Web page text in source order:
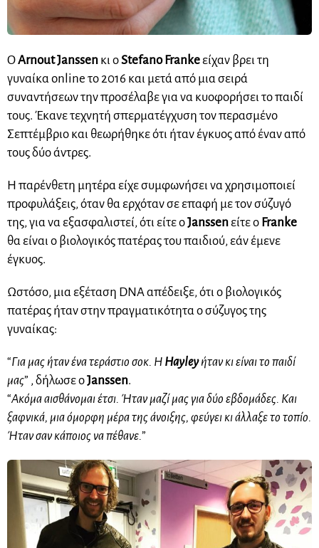
ΟArnout Janssen κι οStefano Frankeείχαν βρει τη
γυναίκα online το 2016 και μετά από μια σειρά
συναντήσεων την προσέλαβε για να κυοφορήσει το παιδί
τους. Έκανε τεχνητή σπερματέγχυση τον περασμένο
Σεπτέμβριο και θεωρήθηκε ότι ήταν έγκυος από έναν από
τους δύο άντρες.
Η παρένθετη μητέρα είχε συμφωνήσει να χρησιμοποιεί
προφυλάξεις, όταν θα ερχόταν σε επαφή με τον σύζυγό
της, για να εξασφαλιστεί, ότι είτε οJanssenείτε ο Franke
θα είναι ο βιολογικός πατέρας του παιδιού, εάν έμενε
έγκυος.
Ωστόσο, μια εξέταση DNA απέδειξε, ότι ο βιολογικός
πατέρας ήταν στην πραγματικότητα ο σύζυγος της
γυναίκας:
“Για μας ήταν ένα τεράστιο σοκ. Η Hayleyήταν κι είναι το παιδί
μας” , δήλωσε οJanssen.
“Ακόμα αισθάνομαι έτσι. Ήταν μαζί μας για δύο εβδομάδες. Και
ξαφνικά, μια όμορφη μέρα της άνοιξης, φεύγει κι άλλαξε το τοπίο.
Ήταν σαν κάποιος να πέθανε.”